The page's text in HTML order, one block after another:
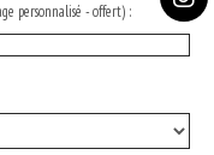
personnalisé - offert) :